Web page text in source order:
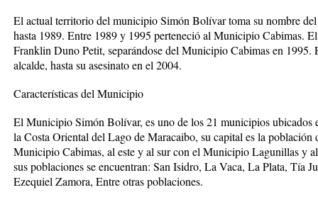
El actual territorio del municipio Simón Bolívar toma su nombre
hasta 1989. Entre 1989 y 1995 perteneció al Municipio Cabimas.
Franklin Duno Petit, separándose del Municipio Cabimas en
alcalde, hasta su asesinato en el 2004.
Características del Municipio
El Municipio Simón Bolívar, es uno de los 21 municipios ubicados
la Costa Oriental del Lago de Maracaibo, su capital es la
Municipio Cabimas, al este y al sur con el Municipio Lagunillas y
sus poblaciones se encuentran: San Isidro, La Vaca, La Plata, Tía
Ezequiel Zamora, Entre otras poblaciones.